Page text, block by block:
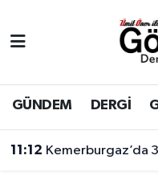
GÜNDEM DERGİ
11:12 Kemerburgaz’da 30
BİLİM
DERGİ
Eyüpsultan Hava
Eyüpsultan Trafik
Süper Lig Puan